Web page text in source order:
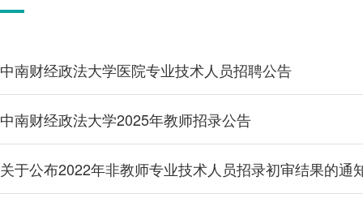
中南财经政法大学医院专业技术人员招聘公告
中南财经政法大学2025年教师招录公告
关于公布2022年非教师专业技术人员招录初审结果的通